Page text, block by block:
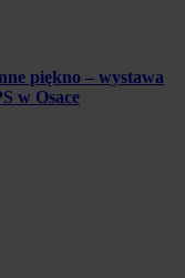
piękno – wystawa
w Osace